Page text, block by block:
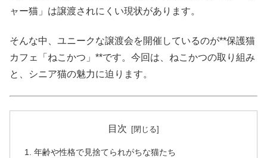
ャー猫」は譲渡されにくい現状があります。
そんな中、ユニークな譲渡会を開催しているのが**保護猫
カフェ「ねこかつ」**です。今回は、ねこかつの取り組み
と、シニア猫の魅力に迫ります。
目次
年齢や性格で見捨てられがちな猫たち